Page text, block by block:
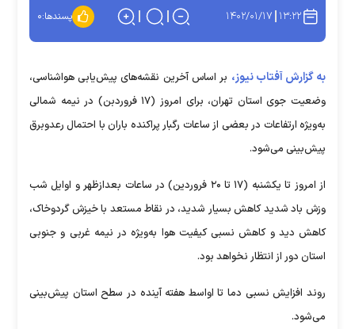
۱۳:۲۲ ۱۴۰۲/۰۱/۱۷ پسندها:۰
به گزارش آفتاب نیوز، بر اساس آخرین نقشه‌های پیش‌یابی هواشناسی،
وضعیت جوی استان تهران، برای امروز (۱۷ فروردبن) در نیمه شمالی
به‌ویژه ارتفاعات در بعضی از ساعات رگبار پراکنده باران با احتمال رعدوبرق
پیش‌بینی می‌شود.
از امروز تا یکشنبه (۱۷ تا ۲۰ فروردین) در ساعات بعدازظهر و اوایل شب
وزش باد شدید کاهش بسیار شدید، در نقاط مستعد با خیزش گردوخاک،
کاهش دید و کاهش نسبی کیفیت هوا به‌ویژه در نیمه غربی و جنوبی
استان دور از انتظار نخواهد بود.
روند افزایش نسبی دما تا اواسط هفته آینده در سطح استان پیش‌بینی
می‌شود.